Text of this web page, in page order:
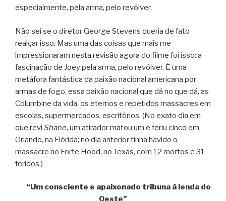
especialmente, pela arma, pelo revólver.
Não sei se o diretor George Stevens queria de fato
realçar isso. Mas uma das coisas que mais me
impressionaram nesta revisão agora do filme foi isso: a
fascinação de Joey pela arma, pelo revólver. É uma
metáfora fantástica da paixão nacional americana por
armas de fogo, essa paixão nacional que dá no que dá, as
Columbine da vida, os eternos e repetidos massacres em
escolas, supermercados, escritórios. (No exato dia em
que revi Shane, um atirador matou um e feriu cinco em
Orlando, na Flórida; no dia anterior tinha havido o
massacre no Forte Hood, no Texas, com 12 mortos e 31
feridos.)
“Um consciente e apaixonado tribuna à lenda do
Oeste”